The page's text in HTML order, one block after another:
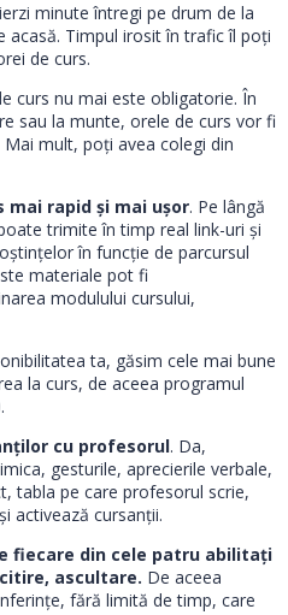
minute întregi pe drum de la
acasă. Timpul irosit în trafic îl poți
de curs.
curs nu mai este obligatorie. În
sau la munte, orele de curs vor fi
mult, poți avea colegi din
mai rapid și mai ușor. Pe lângă
trimite în timp real link-uri şi
în funcție de parcursul
materiale pot fi
modulului cursului,
ta, găsim cele mai bune
la curs, de aceea programul
cu profesorul. Da,
gesturile, aprecierile verbale,
tabla pe care profesorul scrie,
activează cursanții.
fiecare din cele patru abilitați
ascultare. De aceea
fără limită de timp, care